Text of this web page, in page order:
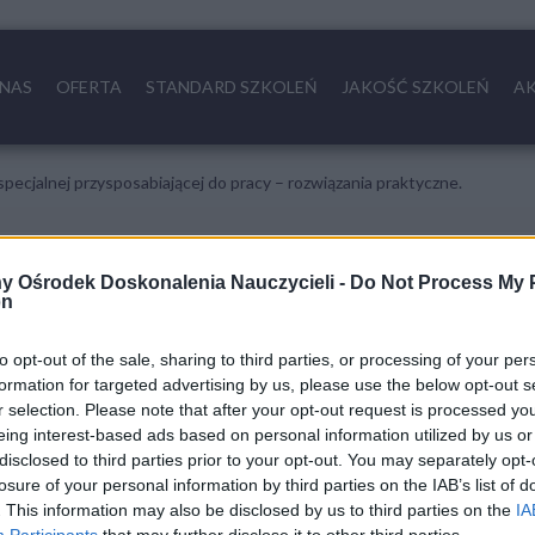
Ośrodek Doskonalenia Nauczycieli - Do Not Process My
opt-out of the sale, sharing to third parties, or processing of your
for targeted advertising by us, please use the below opt-out
selection. Please note that after your opt-out request is processed
interest-based ads based on personal information utilized by us
to third parties prior to your opt-out. You may separately
of your personal information by third parties on the IAB’s list of
This information may also be disclosed by us to third parties on the
OFERTA STANDARD SZKOLEŃ JAKOŚĆ SZKOLEŃ
przysposabiającej do pracy – rozwiązania praktyczne.
w szkole specjalnej
przysposabiających do pracy.
przysposabiających do pracy.
intelektualną w stopniu umiarkowanym lub znacznym oraz dla